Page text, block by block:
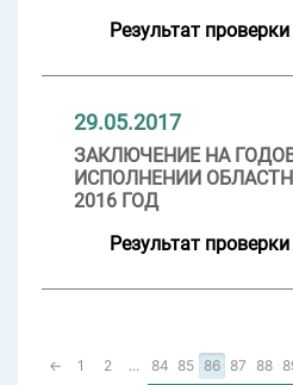
Результат проверки
29.05.2017
ЗАКЛЮЧЕНИЕ НА
ИСПОЛНЕНИИ
2016 ГОД
Результат проверки
← 1 2 ... 84 85 86 87 88